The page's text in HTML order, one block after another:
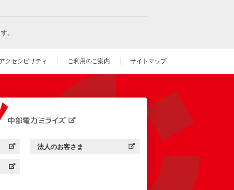
。
クセシビリティ ご利用のご案内 サイトマップ
） 中部電力ミライズ：
法人のお客さま
（新しいウィンドウを開きます）
）